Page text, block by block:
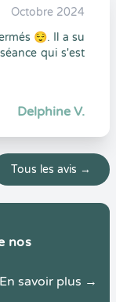
Octobre 2024
😌. Il a su
qui s'est
Delphine V.
Tous les avis →
nos
En savoir plus →